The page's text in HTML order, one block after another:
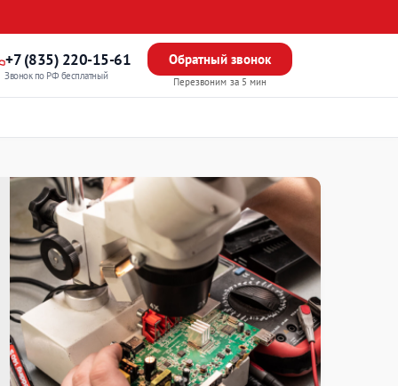
+7 (835) 220-15-61
Звонок по РФ бесплатный
Обратный звонок
Перезвоним за 5 мин